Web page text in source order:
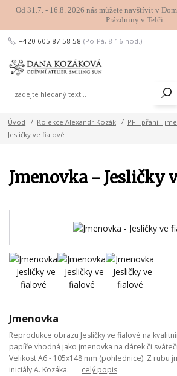
Od 31.7. - 16.8. 2026 nás můžete navštívit v
Prázdniny v Telči.
+420 605 87 58 58 (Po-Pá, 8-16 hod.)
Úvod Kolekce Alexandr Kozák PF - přání -
Jesličky ve fialové
Jmenovka - Jesličky
Jmenovka
Reprodukce obrazu Jesličky ve fialové na
papíře vhodná jako jmenovka na dárek či
Velikost A6 - 105x148 mm (pohlednice). Z rubu
iniciály A. Kozáka. celý popis